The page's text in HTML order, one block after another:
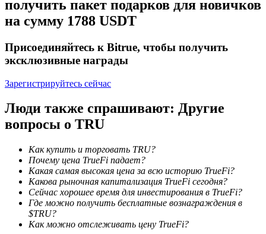
Информация
Анализ больших данных, включая торговую информацию
и т. д.
получить пакет подарков для новичков
на сумму 1788 USDT
Присоединяйтесь к Bitrue, чтобы получить
эксклюзивные награды
Зарегистрируйтесь сейчас
Люди также спрашивают: Другие
вопросы о TRU
Как купить и торговать TRU?
Почему цена TrueFi падает?
Какая самая высокая цена за всю историю TrueFi?
Какова рыночная капитализация TrueFi сегодня?
Сейчас хорошее время для инвестирования в TrueFi?
Где можно получить бесплатные вознаграждения в
$TRU?
Как можно отслеживать цену TrueFi?